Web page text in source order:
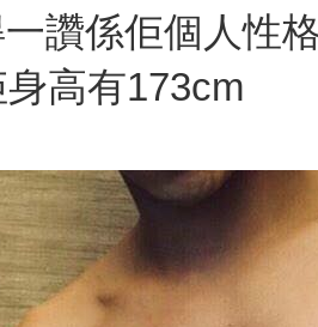
讚係佢個人性
高有173cm